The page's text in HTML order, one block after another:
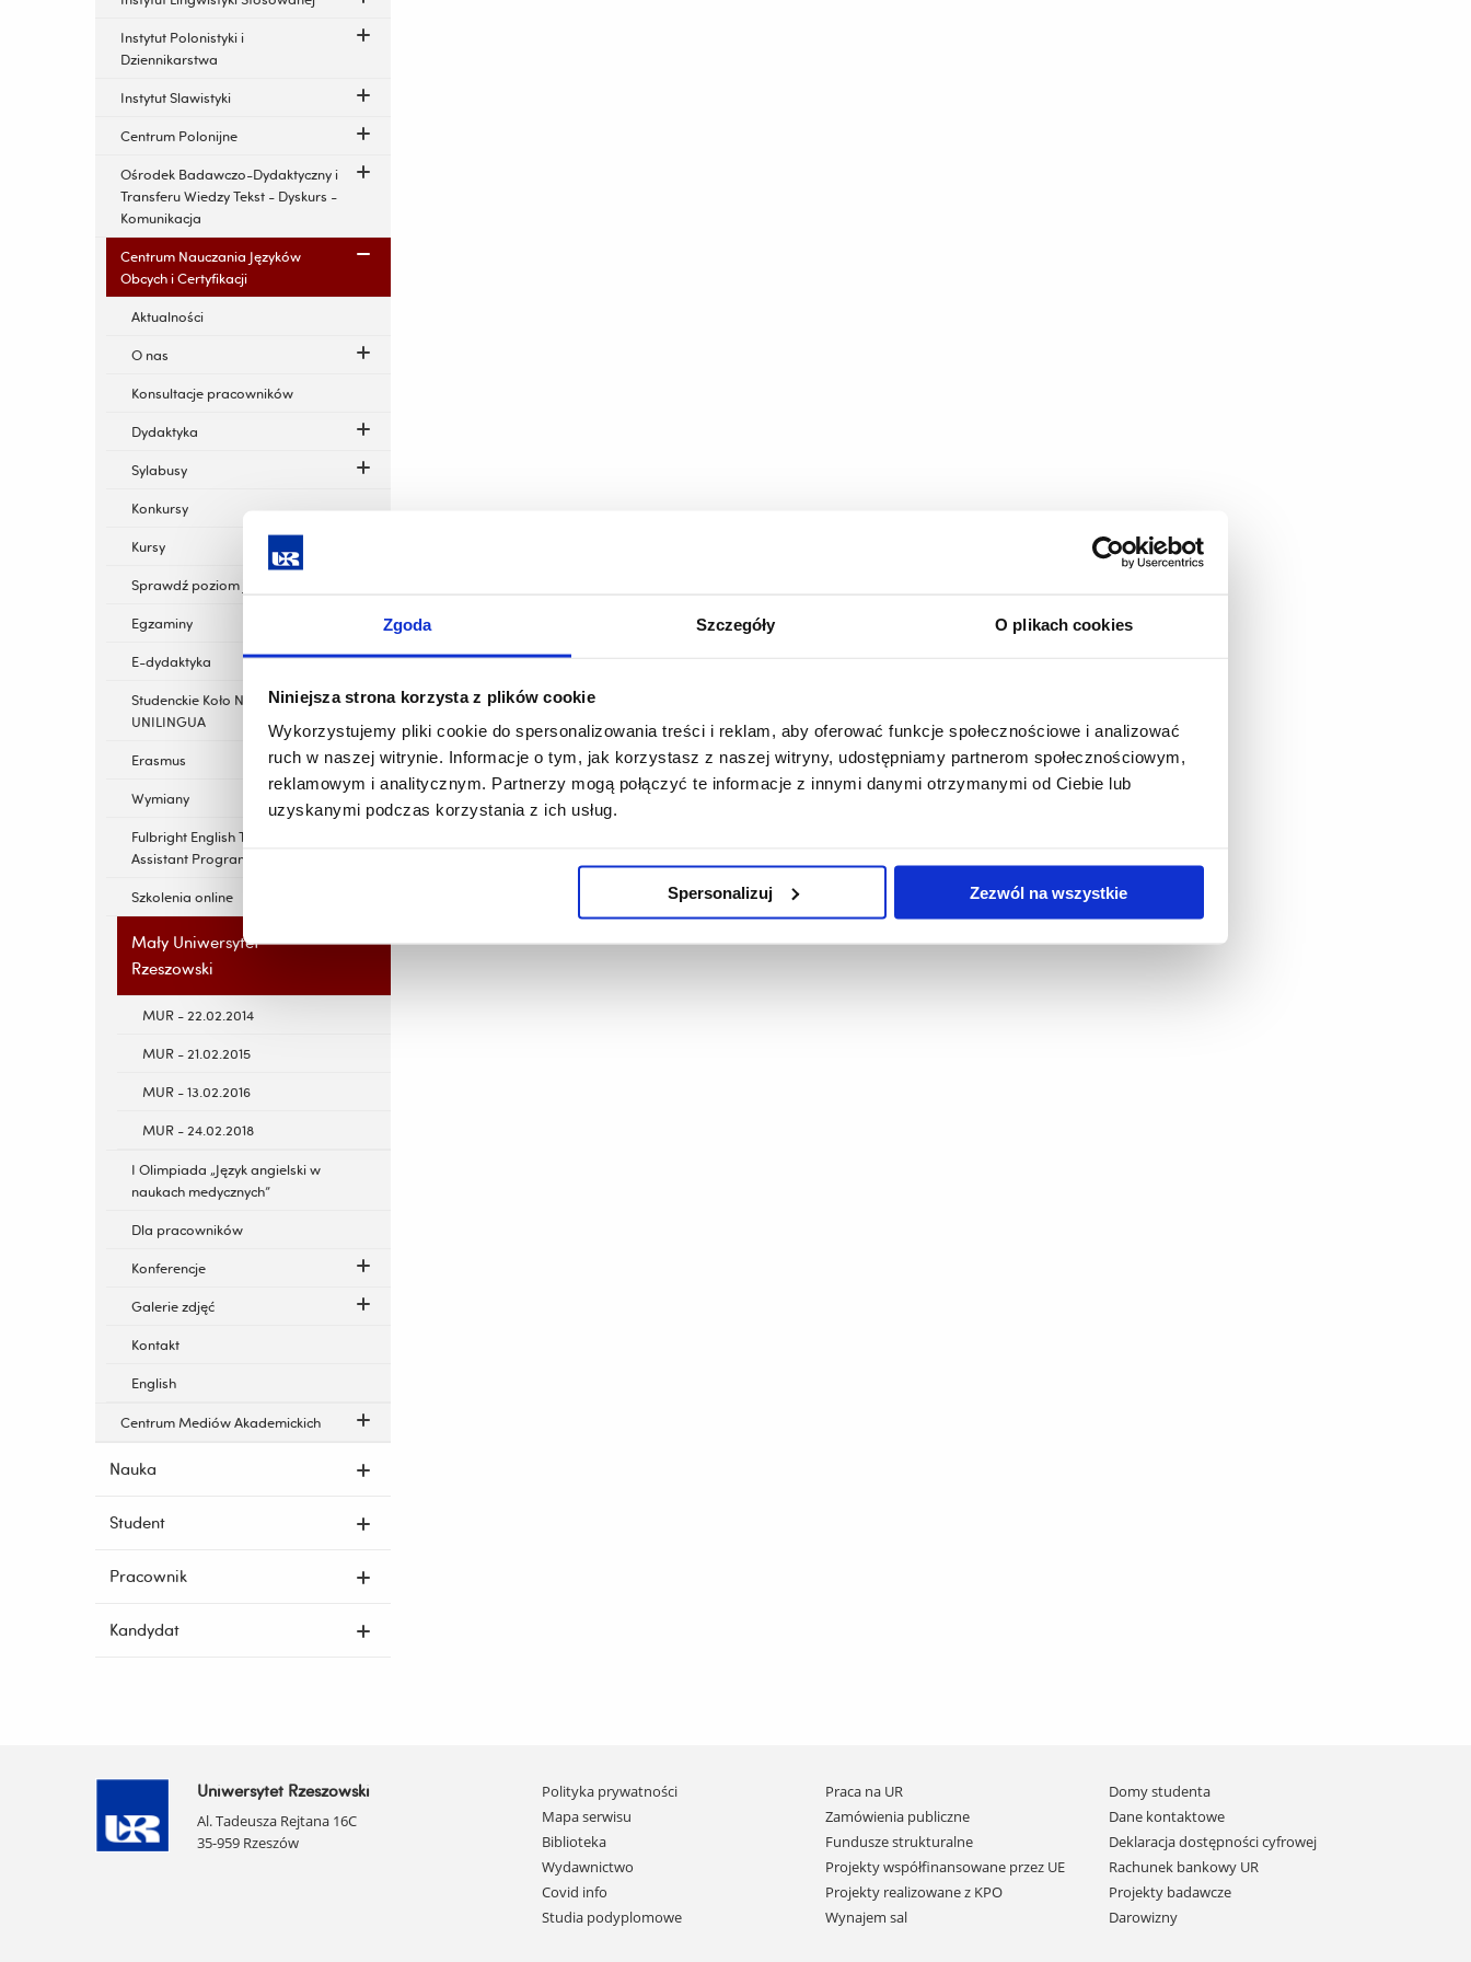
Zgoda Szczegóły O plikach cookies
Niniejsza strona korzysta z plików cookie
Wykorzystujemy pliki cookie do spersonalizowania treści i reklam, aby oferować funkcje społecznościowe i analizować
ruch w naszej witrynie. Informacje o tym, jak korzystasz z naszej witryny, udostępniamy partnerom społecznościowym,
reklamowym i analitycznym. Partnerzy mogą połączyć te informacje z innymi danymi otrzymanymi od Ciebie lub
uzyskanymi podczas korzystania z ich usług.
Spersonalizuj Zezwól na wszystkie
Instytut Polonistyki i
Dziennikarstwa
Instytut Slawistyki
Centrum Polonijne
Ośrodek Badawczo-Dydaktyczny i
Transferu Wiedzy Tekst - Dyskurs -
Komunikacja
Centrum Nauczania Języków
Obcych i Certyfikacji
Aktualności
O nas
Konsultacje pracowników
Dydaktyka
Sylabusy
Konkursy
Kursy
Sprawdź poziom języka
Egzaminy
E-dydaktyka
Studenckie Koło Naukowe
UNILINGUA
Erasmus
Wymiany
Fulbright English Teaching
Assistant Program
Szkolenia online
Mały Uniwersytet
Rzeszowski
MUR - 22.02.2014
MUR - 21.02.2015
MUR - 13.02.2016
MUR - 24.02.2018
I Olimpiada „Język angielski w
naukach medycznych”
Dla pracowników
Konferencje
Galerie zdjęć
Kontakt
English
Centrum Mediów Akademickich
Nauka
Student
Pracownik
Kandydat
Uniwersytet Rzeszowski
Al. Tadeusza Rejtana 16C
35-959 Rzeszów
Pomiń
nawigację
i
przejdź
do
treści
Polityka prywatności
Mapa serwisu
Biblioteka
Wydawnictwo
Covid info
Studia podyplomowe
Praca na UR
Zamówienia publiczne
Fundusze strukturalne
Projekty współfinansowane przez UE
Projekty realizowane z KPO
Wynajem sal
Domy studenta
Dane kontaktowe
Deklaracja dostępności cyfrowej
Rachunek bankowy UR
Projekty badawcze
Darowizny